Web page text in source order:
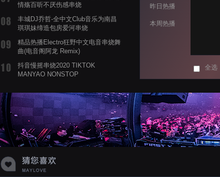
情殇百听不厌伤感串烧
丰城DJ乔哲-全中文Club音乐为南昌
琪琪妹缔造包房爱河串烧
精品热播Electro狂野中文电音串烧舞
曲(电音阁阿龙 Remix)
抖音慢摇串烧2020 TIKTOK
MANYAO NONSTOP
蝉爸爸妈妈爱存在夏天的风是想你的
声音啊
昨日热播
本周热播
全选